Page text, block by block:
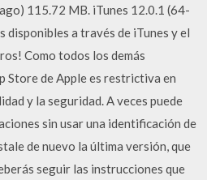
115.72 MB. iTunes 12.0.1 (64-
disponibles a través de iTunes y el
Como todos los demás
Store de Apple es restrictiva en
y la seguridad. A veces puede
sin usar una identificación de
de nuevo la última versión, que
seguir las instrucciones que